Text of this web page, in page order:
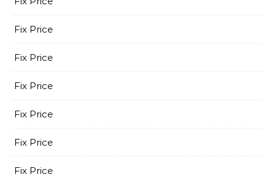
Fix Price
Fix Price
Fix Price
Fix Price
Fix Price
Fix Price